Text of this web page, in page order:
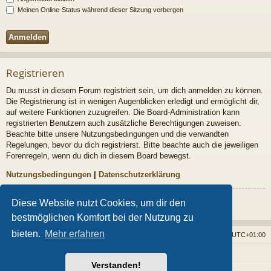
Diese Website nutzt Cookies, um dir den
bestmöglichen Komfort bei der Nutzung zu
bieten. Mehr erfahren
Verstanden!
Meinen Online-Status während dieser Sitzung verbergen
Registrieren
Du musst in diesem Forum registriert sein, um dich anmelden zu können.
Die Registrierung ist in wenigen Augenblicken erledigt und ermöglicht dir,
auf weitere Funktionen zuzugreifen. Die Board-Administration kann
registrierten Benutzern auch zusätzliche Berechtigungen zuweisen.
Beachte bitte unsere Nutzungsbedingungen und die verwandten
Regelungen, bevor du dich registrierst. Bitte beachte auch die jeweiligen
Forenregeln, wenn du dich in diesem Board bewegst.
Nutzungsbedingungen | Datenschutzerklärung
Registrieren
Foren-Übersicht UTC+01:00
Powered byphpBB® Forum Software © phpBB Limited
Style vonArty- phpBB 3.3 von MrGaby